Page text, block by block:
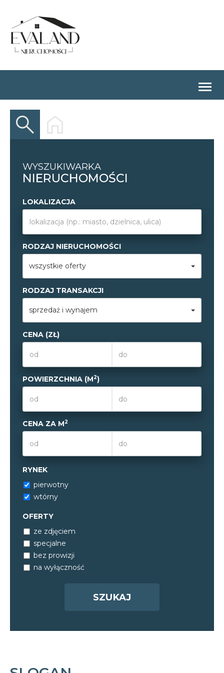
WYSZUKIWARKA
NIERUCHOMOŚCI
LOKALIZACJA
RODZAJ NIERUCHOMOŚCI
wszystkie oferty
RODZAJ TRANSAKCJI
sprzedaż i wynajem
CENA (ZŁ)
POWIERZCHNIA (M2)
CENA ZA M2
RYNEK
pierwotny
wtórny
OFERTY
ze zdjęciem
specjalne
bez prowizji
na wyłączność